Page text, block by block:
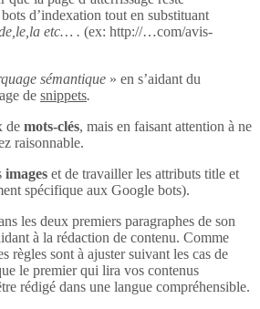
d’indexation tout en substituant
etc… . (ex: http://…com/avis-
sémantique » en s’aidant du
de snippets.
de mots-clés, mais en faisant attention à ne
raisonnable.
images et de travailler les attributs title et
spécifique aux Google bots).
les deux premiers paragraphes de son
à la rédaction de contenu. Comme
règles sont à ajuster suivant les cas de
le premier qui lira vos contenus
rédigé dans une langue compréhensible.